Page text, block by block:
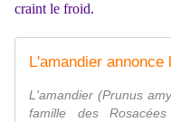
craint le froid.
L'amandier (Prunus
famille des